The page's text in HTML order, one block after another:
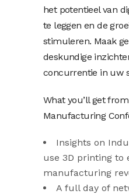
het potentieel van
te leggen en de
stimuleren. Maak
deskundige
concurrentie in uw
What you’ll get
Manufacturing
Insights on
use 3D printing to
manufacturing
A full day of